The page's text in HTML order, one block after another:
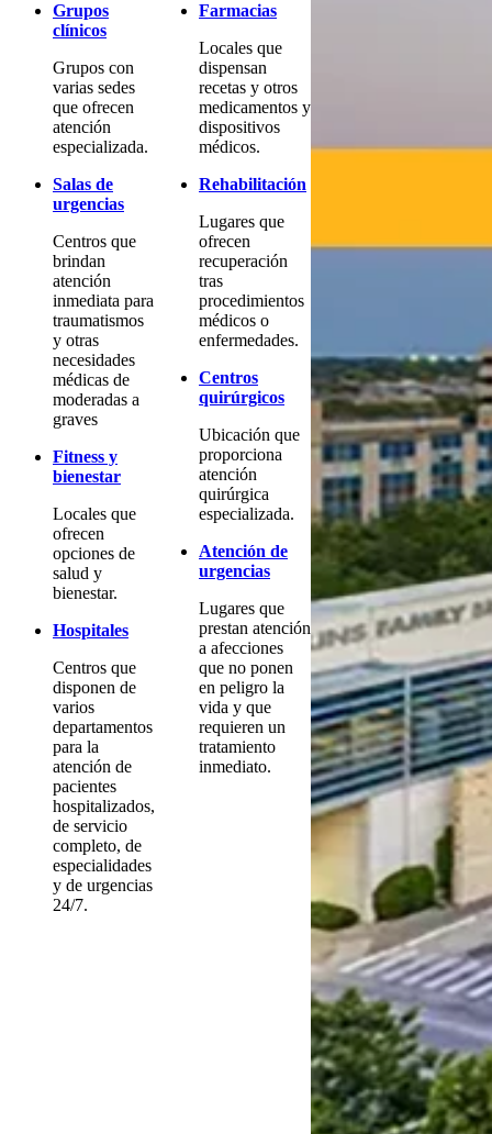
Grupos
clínicos
Grupos con
varias sedes
que ofrecen
atención
especializada.
Salas de
urgencias
Centros que
brindan
atención
inmediata para
traumatismos
y otras
necesidades
médicas de
moderadas a
graves
Fitness y
bienestar
Locales que
ofrecen
opciones de
salud y
bienestar.
Hospitales
Centros que
disponen de
varios
departamentos
para la
atención de
pacientes
hospitalizados,
de servicio
completo, de
especialidades
y de urgencias
24/7.
Farmacias
Locales que
dispensan
recetas y otros
medicamentos y
dispositivos
médicos.
Rehabilitación
Lugares que
ofrecen
recuperación
tras
procedimientos
médicos o
enfermedades.
Centros
quirúrgicos
Ubicación que
proporciona
atención
quirúrgica
especializada.
Atención de
urgencias
Lugares que
prestan atención
a afecciones
que no ponen
en peligro la
vida y que
requieren un
tratamiento
inmediato.